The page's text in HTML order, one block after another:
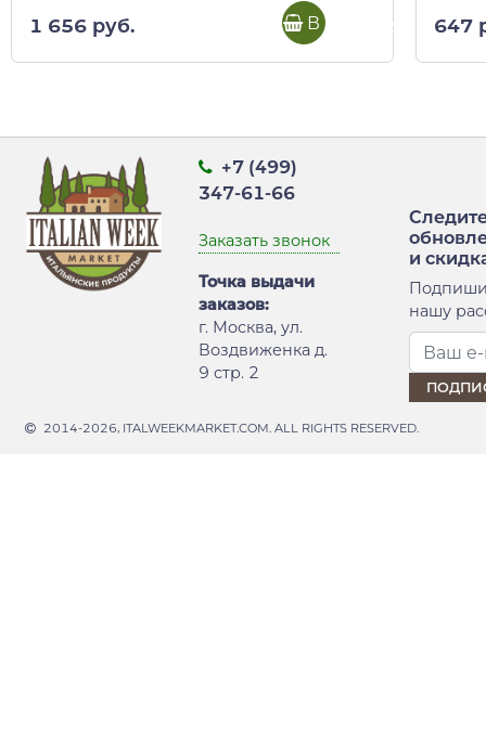
1 656 руб. В корзину 647
+7 (499)
347-61-66
Заказать звонок
Точка выдачи
заказов:
г. Москва, ул.
Воздвиженка д.
9 стр. 2
и
нашу
2014-2026, ITALWEEKMARKET.COM. ALL RIGHTS RESERVED.